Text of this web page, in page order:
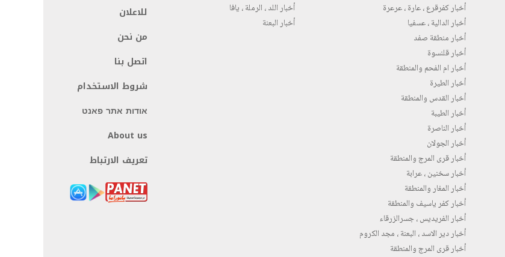
أخبار كفرقرع ، عارة ، عرعرة
أخبار الدالية ، عسفيا
أخبار منطقة صفد
أخبار قلنسوة
أخبار ام الفحم والمنطقة
أخبار الطيرة
أخبار القدس والمنطقة
أخبار الطيبة
أخبار الناصرة
أخبار الجولان
أخبار قرى المرج والمنطقة
أخبار سخنين ، عرابة
أخبار المغار والمنطقة
أخبار كفر ياسيف والمنطقة
أخبار الفريديس ، جسرالزرقاء
أخبار دير الاسد ، البعنة ، مجد الكروم
أخبار قرى المرج والمنطقة
أخبار اللد ، الرملة ، يافا
أخبار البعنة
للاعلان
من نحن
اتصل بنا
شروط الاستخدام
אודות אתר פאנט
About us
تعريف الارتباط